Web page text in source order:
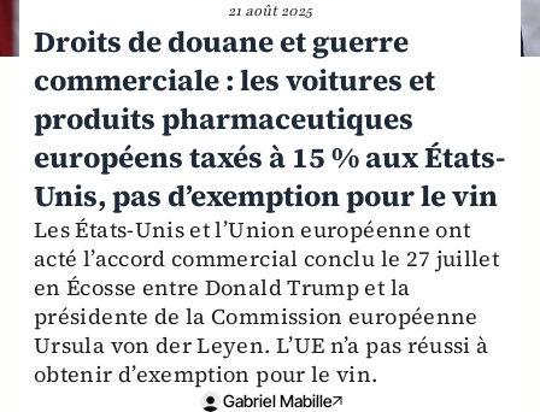
21 août 2025
Droits de douane et guerre
commerciale : les voitures et
produits pharmaceutiques
européens taxés à 15 % aux États-
Unis, pas d’exemption pour le vin
Les États-Unis et l’Union européenne ont
acté l’accord commercial conclu le 27 juillet
en Écosse entre Donald Trump et la
présidente de la Commission européenne
Ursula von der Leyen. L’UE n’a pas réussi à
obtenir d’exemption pour le vin.
Gabriel Mabille